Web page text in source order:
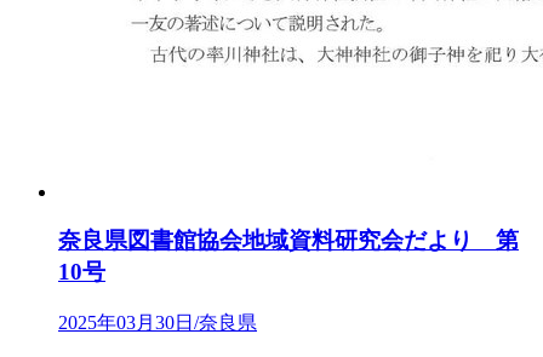
奈良県図書館協会地域資料研究会だより 第
10号
2025年03月30日/奈良県